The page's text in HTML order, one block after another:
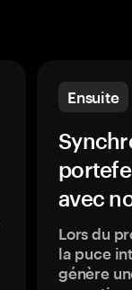
Ensuite
avec
Lors du
la puce
génère